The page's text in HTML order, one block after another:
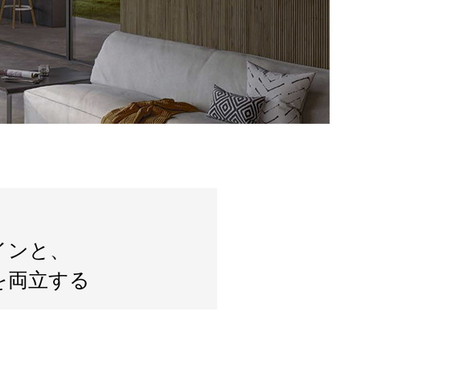
と、
立する